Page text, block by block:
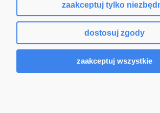
Sklep internetowy Shoper
zaakceptuj tylko
dostosuj zgody
zaakceptuj wszystkie